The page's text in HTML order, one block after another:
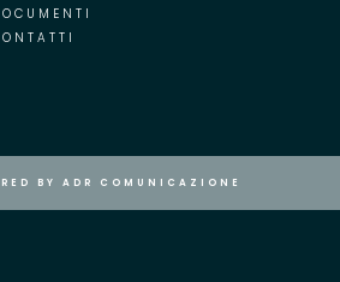
BY ADR COMUNICAZIONE